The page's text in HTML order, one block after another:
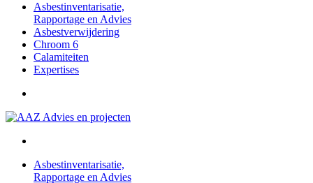
Asbestinventarisatie,
Rapportage en Advies
Asbestverwijdering
Chroom 6
Calamiteiten
Expertises
Asbestinventarisatie,
Rapportage en Advies